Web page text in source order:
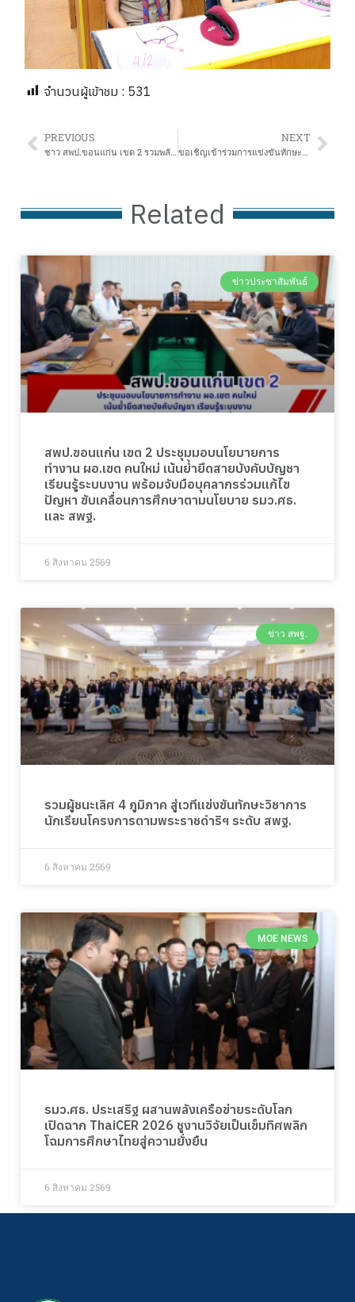
จำนวนผู้เข้าชม : 531
PREVIOUS NEXT
Related
ข่าวประชาสัมพันธ์
สพป.ขอนแก่น เขต 2 ประชุมมอบนโยบายการ
ทำงาน ผอ.เขต คนใหม่ เน้นย้ำยึดสายบังคับบัญชา
เรียนรู้ระบบงาน พร้อมจับมือบุคลากรร่วมแก้ไข
ปัญหา ขับเคลื่อนการศึกษาตามนโยบาย รมว.ศธ.
และ สพฐ.
6 สิงหาคม 2569
ข่าว สพฐ.
รวมผู้ชนะเลิศ 4 ภูมิภาค สู่เวทีแข่งขันทักษะวิชาการ
นักเรียนโครงการตามพระราชดำริฯ ระดับ สพฐ.
6 สิงหาคม 2569
MOE NEWS
รมว.ศธ. ประเสริฐ ผสานพลังเครือข่ายระดับโลก
เปิดฉาก ThaiCER 2026 ชูงานวิจัยเป็นเข็มทิศพลิก
โฉมการศึกษาไทยสู่ความยั่งยืน
6 สิงหาคม 2569